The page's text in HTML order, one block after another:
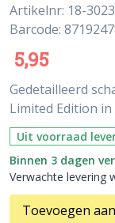
Artikelnr: 18-
Barcode:
5,95
Gedetailleerd
Limited Edition
Uit voorraad
Binnen 3 dagen
Verwachte levering
Toevoegen